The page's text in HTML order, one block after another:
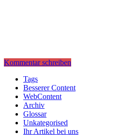
Kommentar schreiben
Tags
Besserer Content
WebContent
Archiv
Glossar
Unkategorised
Ihr Artikel bei uns